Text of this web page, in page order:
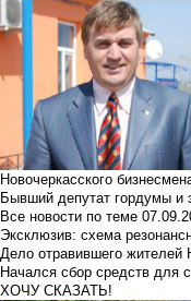
Новочеркасского
Бывший депутат гордумы
Все новости по теме
Эксклюзив: схема
Дело отравившего жителей
Начался сбор средств для
ХОЧУ СКАЗАТЬ!